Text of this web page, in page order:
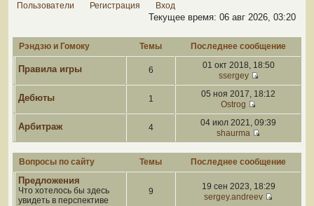
Пользователи Регистрация Вход
Текущее время: 06 авг 2026, 03:20
Рэндзю и Гомоку Темы Последнее сообщение
Правила игры 6
01 окт 2018, 18:50
ssergey
Дебюты 1
05 ноя 2017, 18:12
Ostrog
Арбитраж 4
04 июл 2021, 09:39
shaurma
Вопросы по сайту Темы Последнее сообщение
Предложения
Что хотелось бы здесь
увидеть в перспективе
9
19 сен 2023, 18:29
sergey.andreev